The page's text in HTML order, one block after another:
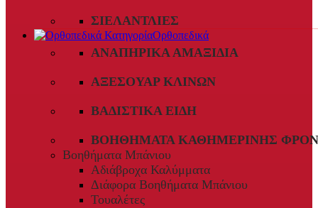
ΣΙΕΛΑΝΤΛΊΕΣ
Ορθοπεδικά
ΑΝΑΠΗΡΙΚΆ ΑΜΑΞΊΔΙΑ
ΑΞΕΣΟΥΆΡ ΚΛΙΝΏΝ
ΒΑΔΙΣΤΙΚΆ ΕΊΔΗ
ΒΟΗΘΉΜΑΤΑ ΚΑΘΗΜΕΡΙΝΉΣ
Βοηθήματα Μπάνιου
Αδιάβροχα Καλύμματα
Διάφορα Βοηθήματα Μπάνιου
Τουαλέτες